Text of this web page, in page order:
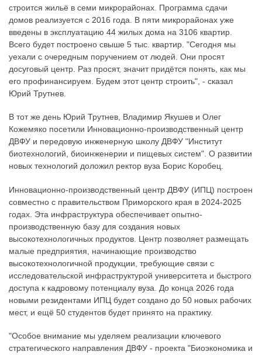
строится жильё в семи микрорайонах. Программа сдачи
домов реализуется с 2016 года. В пяти микрорайонах уже
введены в эксплуатацию 44 жилых дома на 3106 квартир.
Всего будет построено свыше 5 тыс. квартир. "Сегодня мы
уехали с очередным поручением от людей. Они просят
досуговый центр. Раз просят, значит придётся понять, как мы
его профинансируем. Будем этот центр строить", - сказал
Юрий Трутнев.
В тот же день Юрий Трутнев, Владимир Якушев и Олег
Кожемяко посетили Инновационно-производственный центр
ДВФУ и передовую инженерную школу ДВФУ "Институт
биотехнологий, биоинженерии и пищевых систем". О развитии
новых технологий доложил ректор вуза Борис Коробец.
Инновационно-производственный центр ДВФУ (ИПЦ) построен
совместно с правительством Приморского края в 2024-2025
годах. Эта инфраструктура обеспечивает опытно-
производственную базу для создания новых
высокотехнологичных продуктов. Центр позволяет размещать
малые предприятия, начинающие производство
высокотехнологичной продукции, требующие связи с
исследовательской инфраструктурой университета и быстрого
доступа к кадровому потенциалу вуза. До конца 2026 года
новыми резидентами ИПЦ будет создано до 50 новых рабочих
мест, и ещё 50 студентов будет принято на практику.
"Особое внимание мы уделяем реализации ключевого
стратегического направления ДВФУ - проекта "Биоэкономика и